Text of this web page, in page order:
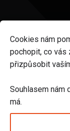
Cookies nám
pochopit, co vás
přizpůsobit
Souhlasem nám
má.